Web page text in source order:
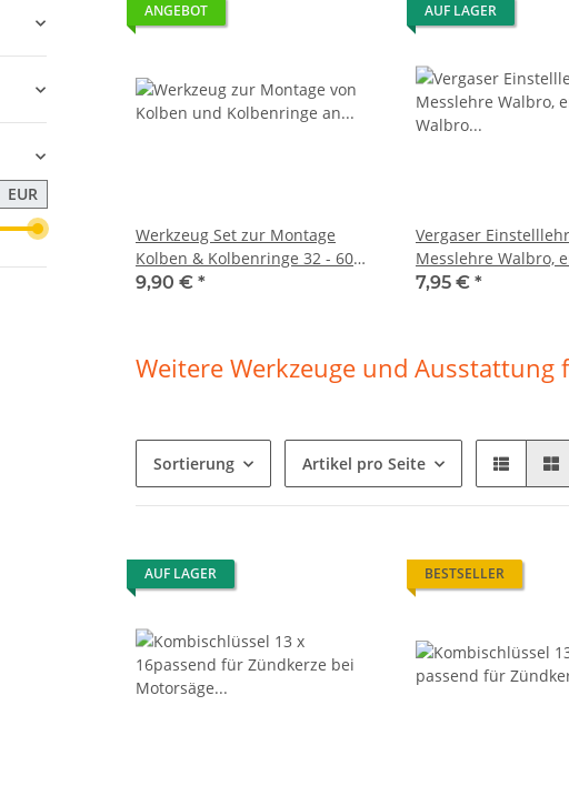
ANGEBOT
Werkzeug Set zur Montage
Kolben & Kolbenringe 32 - 60
mm
9,90 € *
AUF LAGER
Vergaser
Messlehre Walbro,
Walbro 500-13-1
7,95 € *
Weitere Werkzeuge und
Sortierung Artikel pro Seite
AUF LAGER BESTSELLER
EUR